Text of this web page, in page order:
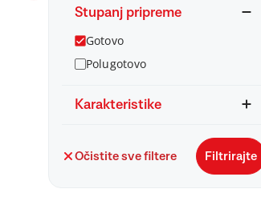
Stupanj pripreme
Gotovo
Polugotovo
Karakteristike
Očistite sve filtere Filtrirajte